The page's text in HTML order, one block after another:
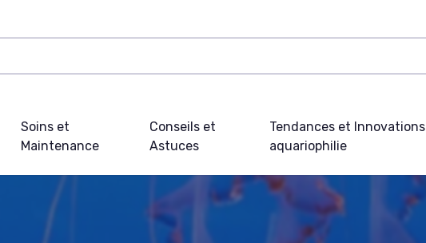
Soins et
Maintenance
Conseils et
Astuces
Tendances et Innovations
aquariophilie